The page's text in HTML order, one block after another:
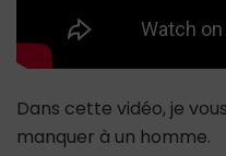
Dans cette vidéo, je
manquer à un homme.